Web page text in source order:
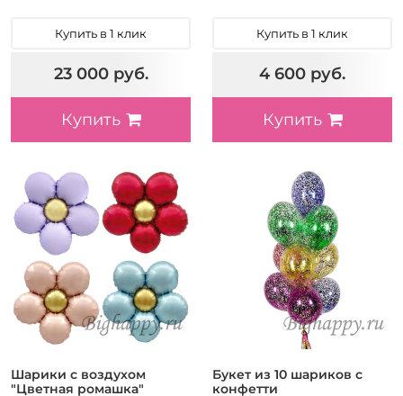
Купить в 1 клик
23 000 руб.
Купить
Купить в 1 клик
4 600 руб.
Купить
Шарики с воздухом
"Цветная ромашка"
Букет из 10 шариков с
конфетти